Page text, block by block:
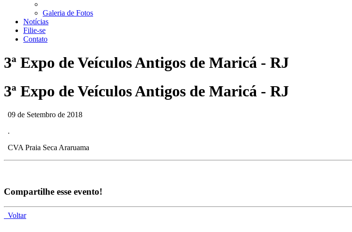
Galeria de Fotos
Notícias
Filie-se
Contato
3ª Expo de Veículos Antigos de Maricá - RJ
3ª Expo de Veículos Antigos de Maricá - RJ
09 de Setembro de 2018
.
CVA Praia Seca Araruama
Compartilhe esse evento!
Voltar